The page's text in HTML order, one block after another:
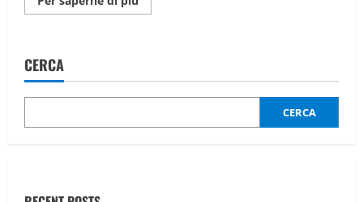
informazioni
che
di
sua
CERCA
CERCA